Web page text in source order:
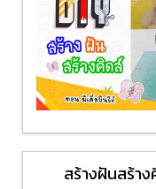
สร้างฝันสร้า